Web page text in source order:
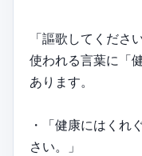
「謳歌してくださ
使われる言葉に「
あります。
・「健康にはくれ
さい。」